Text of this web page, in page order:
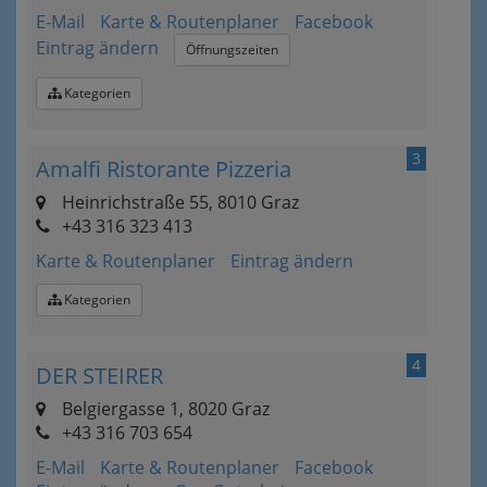
E-Mail Karte & Routenplaner
Facebook
Eintrag ändern
Öffnungszeiten
Kategorien
3
Amalfi Ristorante Pizzeria
Heinrichstraße 55, 8010 Graz
+43 316 323 413
Karte & Routenplaner
Eintrag ändern
Kategorien
4
DER STEIRER
Belgiergasse 1, 8020 Graz
+43 316 703 654
E-Mail
Karte & Routenplaner
Facebook